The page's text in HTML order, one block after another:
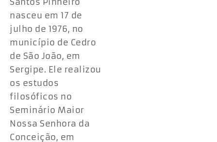
Santos Pinheiro
nasceu em 17 de
julho de 1976, no
município de Cedro
de São João, em
Sergipe. Ele realizou
os estudos
filosóficos no
Seminário Maior
Nossa Senhora da
Conceição, em